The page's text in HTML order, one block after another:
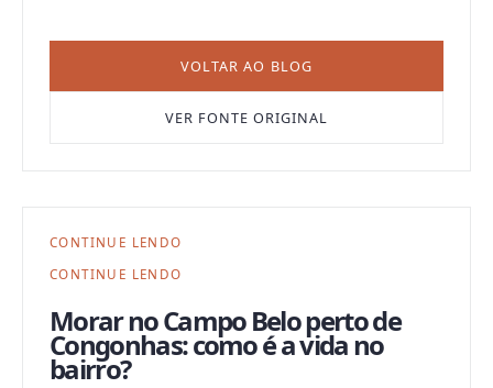
VOLTAR AO BLOG
VER FONTE ORIGINAL
CONTINUE LENDO
CONTINUE LENDO
Morar no Campo Belo perto de
Congonhas: como é a vida no
bairro?